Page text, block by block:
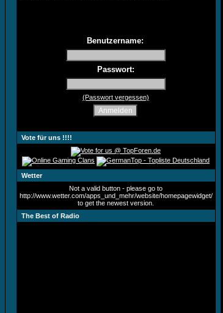
Benutzername:
Passwort:
(Passwort vergessen)
Vote für uns !!!!
Wetter
Not a valid button - please go to
http://www.wetter.com/apps_und_mehr/website/homepagewidget/
to get the newest version.
The Best of Radio